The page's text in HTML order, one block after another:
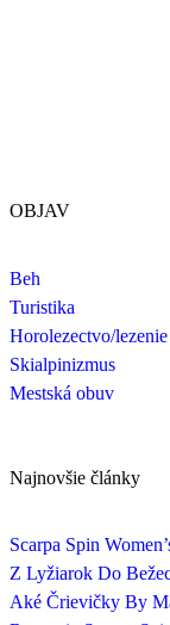
OBJAV
Beh
Turistika
Horolezectvo/lezenie
Skialpinizmus
Mestská obuv
Najnovšie články
Scarpa Spin
Z Lyžiarok Do
Aké Črievičky By